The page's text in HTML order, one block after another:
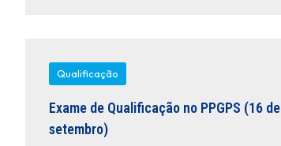
Qualificação
Exame de Qualificação no PPGPS (16 de
setembro)